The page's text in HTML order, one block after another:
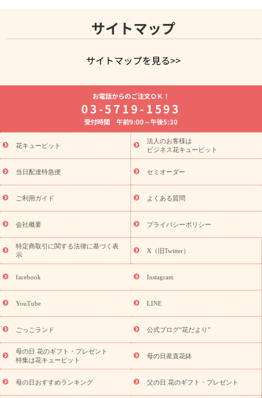
サイトマップ
サイトマップを見る>>
よく贈られる花
お祝いの花特集
誕生日フラワーギフト特集
8月の誕生花(トルコキキョウ)
開店・開業祝い
お供え・お悔やみ お供え・お悔やみの花
通夜・葬儀に贈る花 胡蝶蘭・花鉢
ーブドフラワー
季節のイベント
ひまわり ギフト・プレゼント
特集
お盆 花（新盆・初盆） 季節のイベント
お盆 花（新
盆・初盆）
お盆 花（新盆・初盆）
お盆・お供え 花とセットギ
フト
お盆・お供え プリザーブドフラワー
ひまわり ギフト・プ
レゼント特集
夏の花贈り・お中元・暑中見舞い 花のギフト特集
敬老の日におくる花ギフト・プレゼント特集
花ギフト・プレゼント特集
敬老の日 花のおすすめランキング
敬
老の日 花鉢植えのギフト・プレゼント特集
敬老の日 花とセットギ
フト・プレゼント特集
敬老の日の花 全てのギフト一覧
キャン
ペーン
「きょう誕生日なんです」キャンペーン
探す
誕生日フラワーギフト 誕生日フラワーギフト特集
誕生
日フラワーギフト商品一覧
ユリ トルコキキョウ
誕生花(トルコキキョウ)
9月の誕生花(リンドウ)
誕生日セット
ギフト
「きょう誕生日なんです」キャンペーン
用途から探す お祝いの花特集 当日配達特急便
お祝い商品
一覧
お祝い 新築・引っ越し祝い
結婚記念日
結婚祝い 出産祝い 退院祝い・快気祝い
還暦
祝い・長寿祝い
プチギフト ペットのお祝いフラワー
元・暑中見舞い
敬老の日
お供え
お供え・お悔やみ商品一覧 お供え・お悔やみの花
十九日法要以降に贈る花
通夜・葬儀に贈る花
お供え お花とセッ
お電話からのご注文ＯＫ！
03-5719-1593
受付時間 午前9:00～午後5:30
花キューピット
法人のお客様は
ビジネス花キューピット
当日配達特急便 セミオーダー
ご利用ガイド よくある質問
会社概要 プライバシーポリシー
特定商取引に関する法律に基づく表
示
X（旧Twitter）
facebook Instagram
YouTube LINE
ごっこランド 公式ブログ“花だより”
母の日 花のギフト・プレゼント
特集は花キューピット
母の日産直花鉢
母の日おすすめランキング 父の日 花のギフト・プレゼント